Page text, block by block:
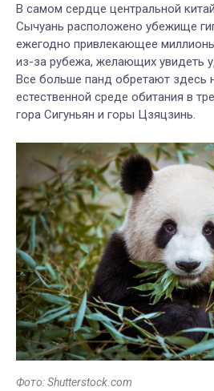
В самом сердце центральной
Сычуань расположено убежище
ежегодно привлекающее
из-за рубежа, желающих увидеть
Все больше панд обретают здесь
естественной среде обитания в
гора Сигуньян и горы Цзяцзинь.
Фото: Shutterstock.com